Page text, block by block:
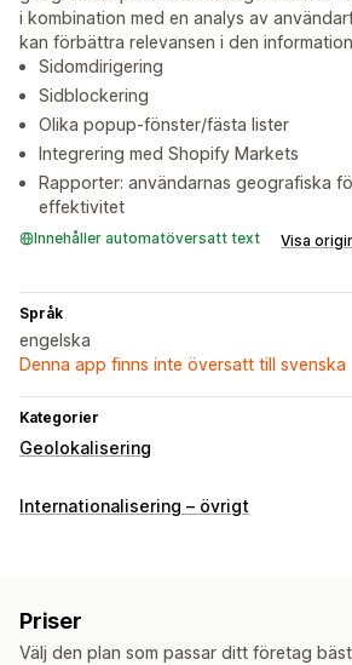
i kombination med en analys av
kan förbättra relevansen i den
Sidomdirigering
Sidblockering
Olika popup-fönster/fästa lister
Integrering med Shopify Markets
Rapporter: användarnas geografiska
effektivitet
Innehåller automatöversatt text Visa
Språk
engelska
Denna app finns inte översatt till svenska
Kategorier
Geolokalisering
Blockering
IP-adress
Manuell omdirigering
Spårning
Internationalisering – övrigt
Priser
Välj den plan som passar ditt företag